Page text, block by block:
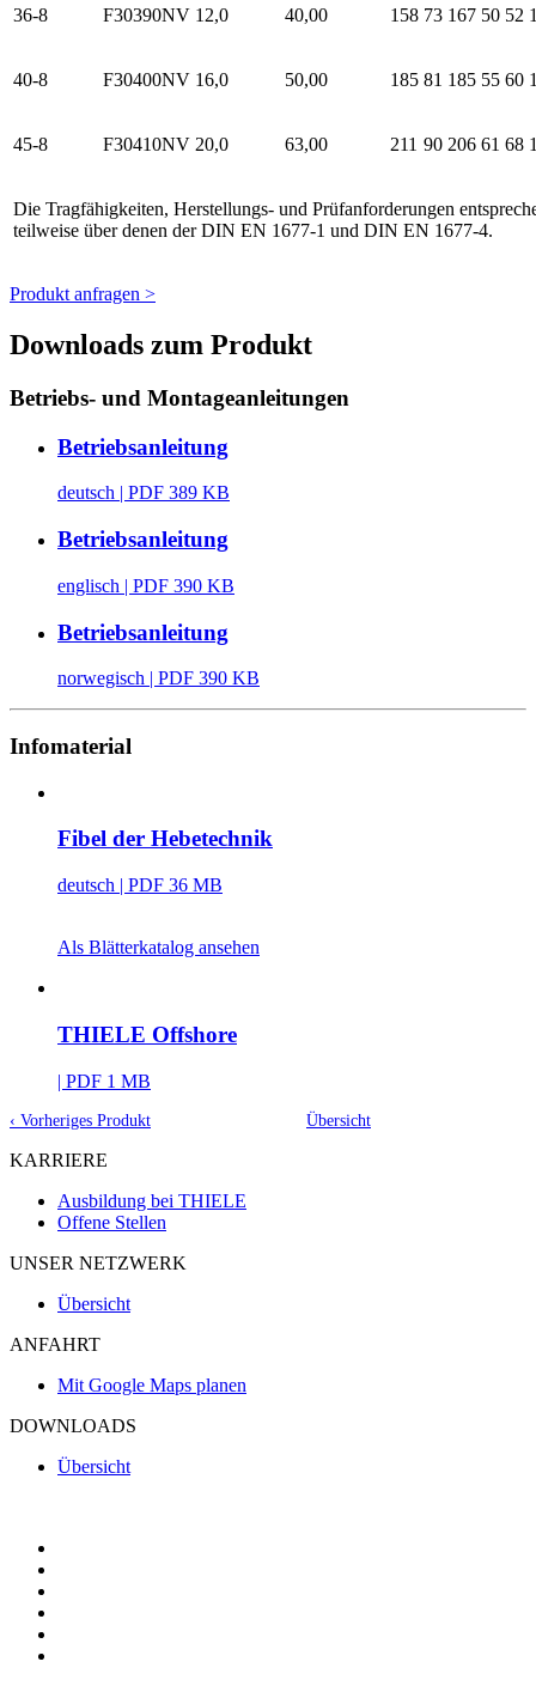
36-8 F30390NV 12,0 40,00 158 73 167 50 52
40-8 F30400NV 16,0 50,00 185 81 185 55 60
45-8 F30410NV 20,0 63,00 211 90 206 61 68
Die Tragfähigkeiten, Herstellungs- und Prüfanforderungen
teilweise über denen der DIN EN 1677-1 und DIN EN 1677-4.
Produkt anfragen >
Downloads zum Produkt
Betriebs- und Montageanleitungen
Betriebsanleitung
deutsch | PDF 389 KB
Betriebsanleitung
englisch | PDF 390 KB
Betriebsanleitung
norwegisch | PDF 390 KB
Infomaterial
Fibel der Hebetechnik
deutsch | PDF 36 MB
Als Blätterkatalog ansehen
THIELE Offshore
| PDF 1 MB
‹ Vorheriges Produkt Übersicht
KARRIERE
Ausbildung bei THIELE
Offene Stellen
UNSER NETZWERK
Übersicht
ANFAHRT
Mit Google Maps planen
DOWNLOADS
Übersicht